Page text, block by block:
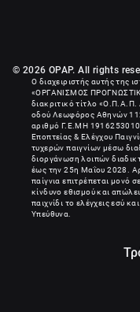
© 2026 OPAP. All rights
Ο διαχειριστής αυτής της
«ΟΡΓΑΝΙΣΜΟΣ
διακριτικό τίτλο «Ο.Π.Α.Π.
οδού Λεωφόρος Αθηνών
αριθμό Γ.Ε.ΜΗ
Εποπτείας & Ελέγχου
τυχερών παιγνίων μέσω
διοργάνωση λοιπών
έως την 25η Μαΐου 2028.
παίγνια επιτρέπεται μονό
κίνδυνο εθισμού και
παιχνίδι το ελέγχεις εσύ
Υπεύθυνα.